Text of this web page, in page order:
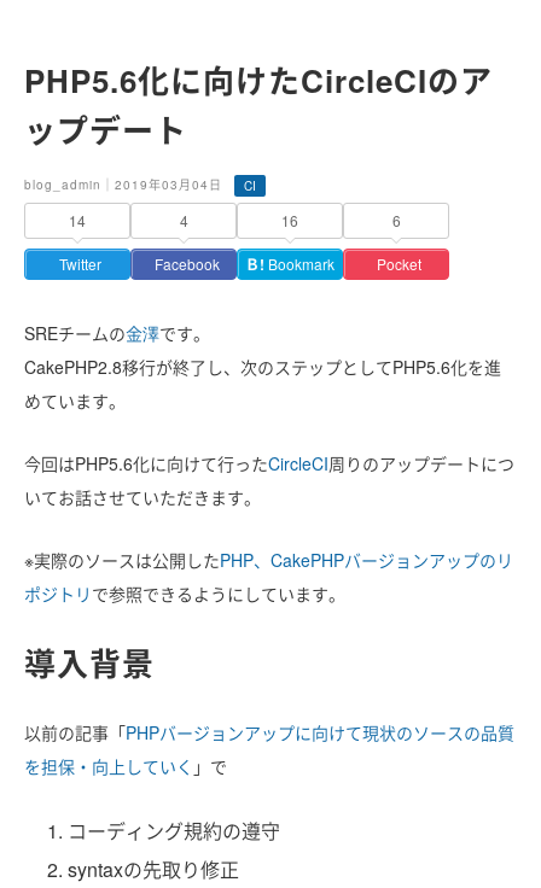
PHP5.6化に向けたCircleCIのア
ップデート
blog_admin｜2019年03月04日 CI
14
Twitter
4
Facebook
16
Ｂ! Bookmark
6
Pocket
SREチームの金澤です。
CakePHP2.8移行が終了し、次のステップとしてPHP5.6化を進
めています。
今回はPHP5.6化に向けて行ったCircleCI周りのアップデートにつ
いてお話させていただきます。
※実際のソースは公開したPHP、CakePHPバージョンアップのリ
ポジトリ で参照できるようにしています。
導入背景
以前の記事「PHPバージョンアップに向けて現状のソースの品質
を担保・向上していく 」で
コーディング規約の遵守
syntaxの先取り修正